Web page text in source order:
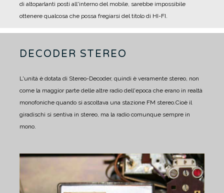
di altoparlanti posti all'interno del mobile, sarebbe impossibile
ottenere qualcosa che possa fregiarsi del titolo di HI-FI.
DECODER STEREO
L'unità è dotata di Stereo-Decoder, quindi è veramente stereo, non
come la maggior parte delle altre radio dell'epoca che erano in realtà
monofoniche quando si ascoltava una stazione FM stereo.Cioè il
giradischi si sentiva in stereo, ma la radio comunque sempre in
mono.